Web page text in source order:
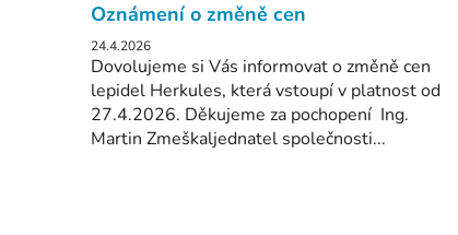
Oznámení o změně cen
24.4.2026
Dovolujeme si Vás informovat o změně cen
lepidel Herkules, která vstoupí v platnost od
27.4.2026. Děkujeme za pochopení Ing.
Martin Zmeškaljednatel společnosti...